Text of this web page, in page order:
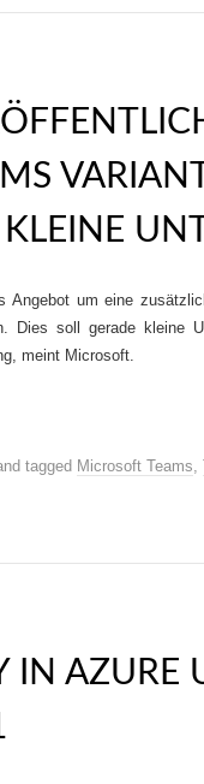
KLEINE
um eine
Dies soll gerade kleine
meint Microsoft.
tagged Microsoft Teams,
IN AZURE